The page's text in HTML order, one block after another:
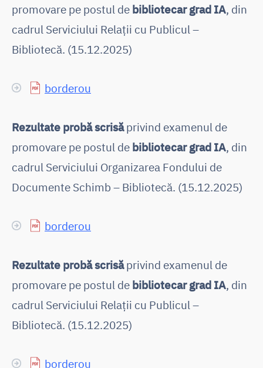
promovare pe postul de bibliotecar grad IA, din
cadrul Serviciului Relații cu Publicul –
Bibliotecă. (15.12.2025)
borderou
Rezultate probă scrisăprivind examenul de
promovare pe postul de bibliotecar grad IA, din
cadrul Serviciului Organizarea Fondului de
Documente Schimb – Bibliotecă. (15.12.2025)
borderou
Rezultate probă scrisăprivind examenul de
promovare pe postul de bibliotecar grad IA, din
cadrul Serviciului Relații cu Publicul –
Bibliotecă. (15.12.2025)
borderou